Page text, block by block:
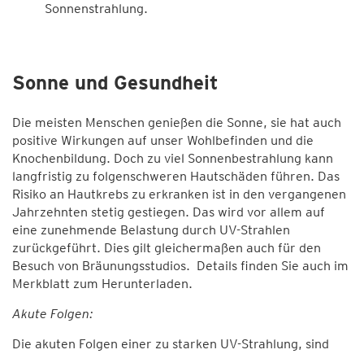
Sonnenstrahlung.
Sonne und Gesundheit
Die meisten Menschen genießen die Sonne, sie hat auch
positive Wirkungen auf unser Wohlbefinden und die
Knochenbildung. Doch zu viel Sonnenbestrahlung kann
langfristig zu folgenschweren Hautschäden führen. Das
Risiko an Hautkrebs zu erkranken ist in den vergangenen
Jahrzehnten stetig gestiegen. Das wird vor allem auf
eine zunehmende Belastung durch UV-Strahlen
zurückgeführt. Dies gilt gleichermaßen auch für den
Besuch von Bräunungsstudios. Details finden Sie auch im
Merkblatt zum Herunterladen.
Akute Folgen:
Die akuten Folgen einer zu starken UV-Strahlung, sind